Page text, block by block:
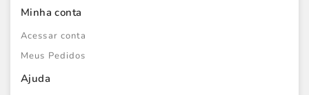
Minha conta
Acessar conta
Meus Pedidos
Ajuda